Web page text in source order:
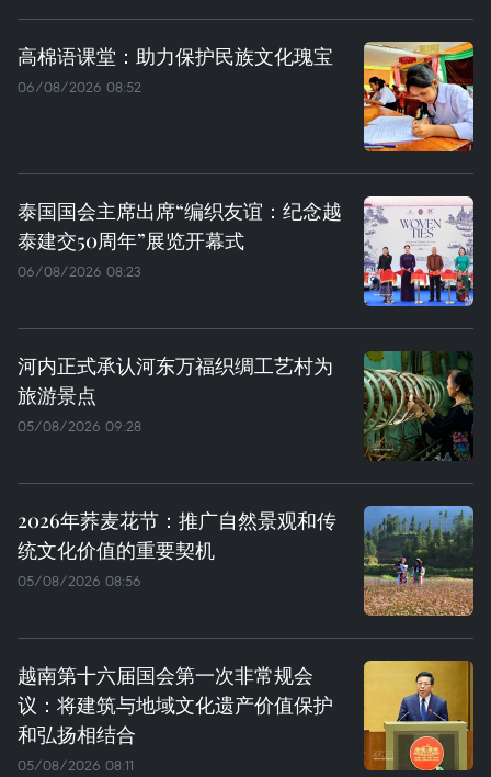
高棉语课堂：助力保护民族文化瑰宝
06/08/2026 08:52
泰国国会主席出席“编织友谊：纪念越
泰建交50周年”展览开幕式
06/08/2026 08:23
河内正式承认河东万福织绸工艺村为
旅游景点
05/08/2026 09:28
2026年荞麦花节：推广自然景观和传
统文化价值的重要契机
05/08/2026 08:56
越南第十六届国会第一次非常规会
议：将建筑与地域文化遗产价值保护
和弘扬相结合
05/08/2026 08:11